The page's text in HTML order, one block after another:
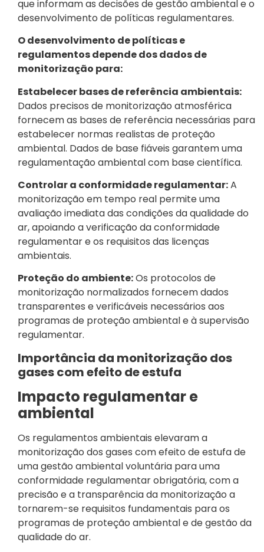
que informam as decisões de gestão ambiental e o
desenvolvimento de políticas regulamentares.
O desenvolvimento de políticas e
regulamentos depende dos dados de
monitorização para:
Estabelecer bases de referência ambientais:
Dados precisos de monitorização atmosférica
fornecem as bases de referência necessárias para
estabelecer normas realistas de proteção
ambiental. Dados de base fiáveis garantem uma
regulamentação ambiental com base científica.
Controlar a conformidade regulamentar:A
monitorização em tempo real permite uma
avaliação imediata das condições da qualidade do
ar, apoiando a verificação da conformidade
regulamentar e os requisitos das licenças
ambientais.
Proteção do ambiente:Os protocolos de
monitorização normalizados fornecem dados
transparentes e verificáveis necessários aos
programas de proteção ambiental e à supervisão
regulamentar.
Importância da monitorização dos
gases com efeito de estufa
Impacto regulamentar e
ambiental
Os regulamentos ambientais elevaram a
monitorização dos gases com efeito de estufa de
uma gestão ambiental voluntária para uma
conformidade regulamentar obrigatória, com a
precisão e a transparência da monitorização a
tornarem-se requisitos fundamentais para os
programas de proteção ambiental e de gestão da
qualidade do ar.